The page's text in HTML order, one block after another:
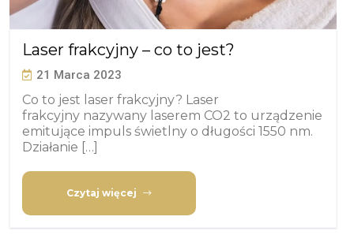
Laser frakcyjny – co to jest?
21 Marca 2023
Co to jest laser frakcyjny? Laser
frakcyjny nazywany laserem CO2 to urządzenie
emitujące impuls świetlny o długości 1550 nm.
Działanie […]
Czytaj więcej